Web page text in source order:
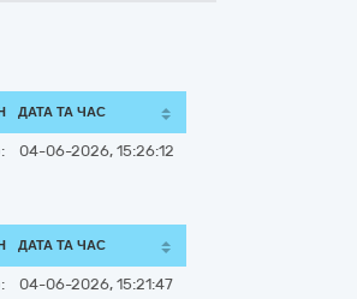
ДАТА ТА ЧАС
04-06-2026, 15:26:12
ДАТА ТА ЧАС
04-06-2026, 15:21:47